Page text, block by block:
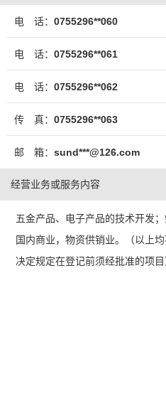
电 话： 0755296**060
电 话： 0755296**061
电 话： 0755296**062
传 真： 0755296**063
邮 箱： sund***@126.com
经营业务或服务内容
五金产品、电子产品的技术开发
国内商业，物资供销业。（以上
决定规定在登记前须经批准的项